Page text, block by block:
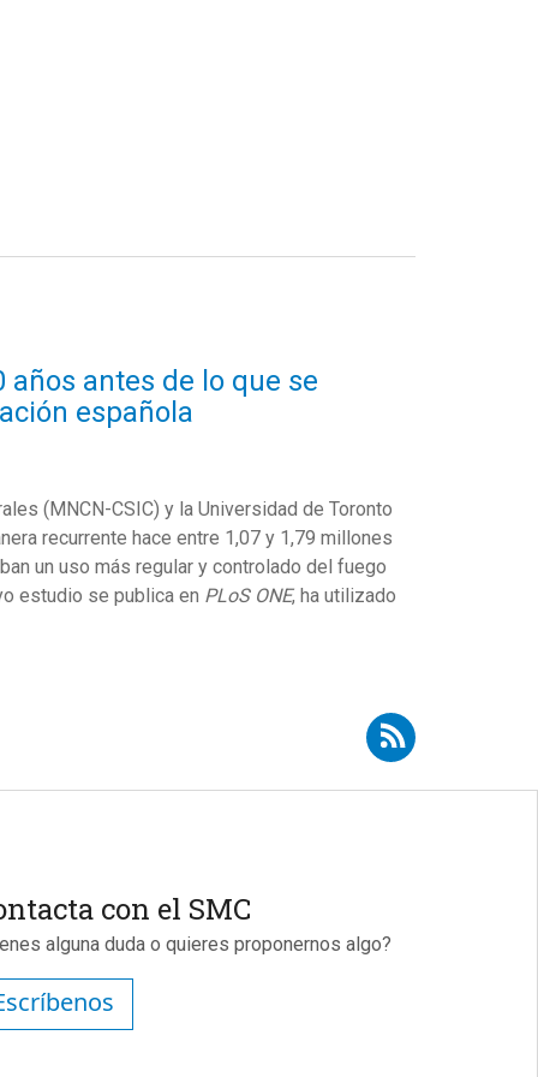
antes de lo que se
española
(MNCN-CSIC) y la Universidad de Toronto
recurrente hace entre 1,07 y 1,79 millones
un uso más regular y controlado del fuego
estudio se publica en PLoS ONE, ha utilizado
Suscribirse a RSS - Aitor Burguet-Coca
con el SMC
alguna duda o quieres proponernos algo?